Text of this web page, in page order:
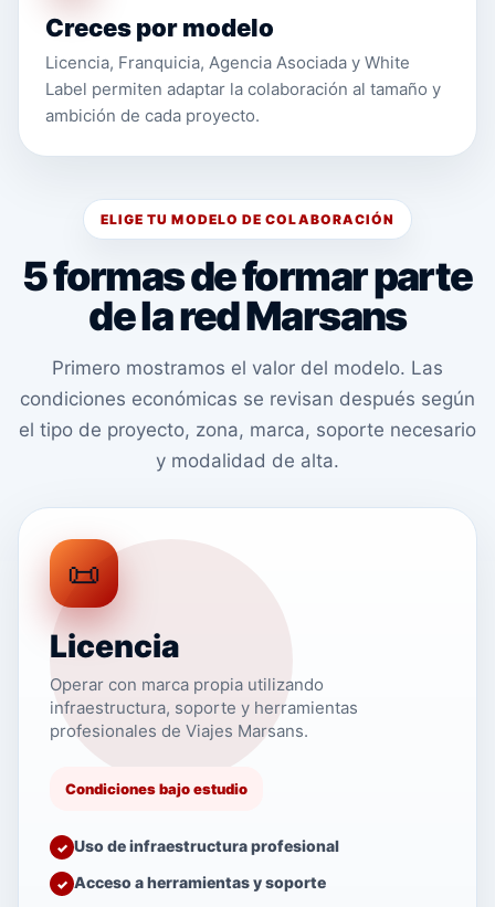
Creces por modelo
Licencia, Franquicia, Agencia Asociada y White
Label permiten adaptar la colaboración al tamaño y
ambición de cada proyecto.
ELIGE TU MODELO DE COLABORACIÓN
5 formas de formar parte
de la red Marsans
Primero mostramos el valor del modelo. Las
condiciones económicas se revisan después según
el tipo de proyecto, zona, marca, soporte necesario
y modalidad de alta.
📜
Licencia
Operar con marca propia utilizando
infraestructura, soporte y herramientas
profesionales de Viajes Marsans.
Condiciones bajo estudio
Uso de infraestructura profesional
Acceso a herramientas y soporte